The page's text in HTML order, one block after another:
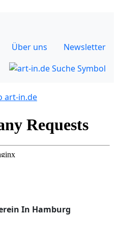
Über uns Newsletter
In Hamburg